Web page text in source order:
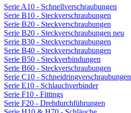
Serie A10 - Schnellverschraubungen
Serie B10 - Steckverschraubungen
Serie B20 - Steckverschraubungen
Serie B20 - Steckverschraubungen neu
Serie B30 - Steckverschraubungen
Serie B40 - Steckverschraubungen
Serie B50 - Steckverbindungen
Serie B60 - Steckverschraubungen
Serie C10 - Schneidringverschraubungen
Serie E10 - Schlauchverbinder
Serie F10 - Fittings
Serie F20 - Drehdurchführungen